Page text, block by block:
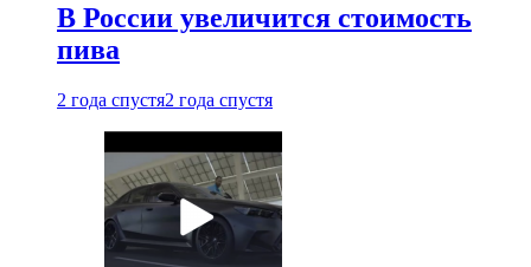
В России увеличится стоимость
пива
2 года спустя2 года спустя